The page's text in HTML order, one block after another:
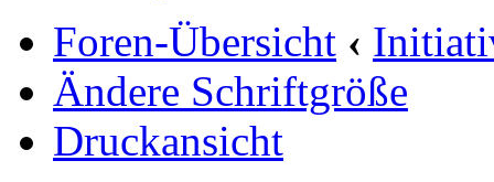
Foren-Übersicht ‹
Ändere Schriftgröße
Druckansicht